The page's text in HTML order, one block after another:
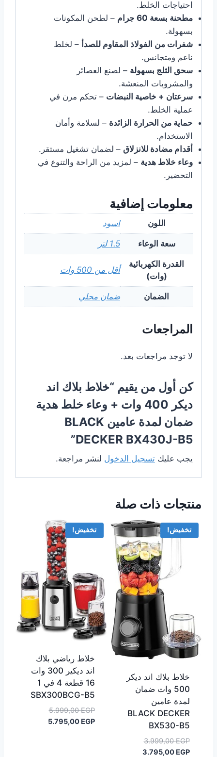
احتياجات الخلط.
مطحنة بسعة 60 جرام
– لطحن المكونات
بسهولة.
شفرات من الفولاذ المقاوم للصدأ – لخلط
ناعم ومتجانس.
سحق الثلج بسهولة – لصنع العصائر
والمشروبات المنعشة.
سرعتان + خاصية النبضات – تحكم مرن في
عملية الخلط.
حماية من الحرارة الزائدة – لسلامة وأمان
الاستخدام.
أقدام مضادة للانزلاق – لضمان تشغيل مستقر.
وعاء خلاط هدية – لمزيد من الراحة والتنوع في
التحضير.
معلومات إضافية
اللون اسود
سعة الوعاء 1.5 لتر
القدرة الكهربائية
(وات)
أقل من 500 وات
الضمان ضمان محلي
المراجعات
لا توجد مراجعات بعد.
كن أول من يقيم “خلاط بلاك اند
ديكر 400 وات + وعاء خلط هدية
ضمان لمدة عامين BLACK
DECKER BX430J-B5”
يجب عليك تسجيل الدخول لنشر مراجعة.
منتجات ذات صلة
تخفيض!
خلاط بلاك اند ديكر
500 وات ضمان
لمدة عامين
BLACK DECKER
BX530-B5
3.999,00EGP
السعر
الأصلي3.795,00 EGP
السعر
تخفيض!
خلاط رياضي بلاك
اند ديكير 300 وات
16 قطعة 4 في 1
SBX300BCG-B5
5.999,00EGP
السعر
الأصلي5.795,00 EGP